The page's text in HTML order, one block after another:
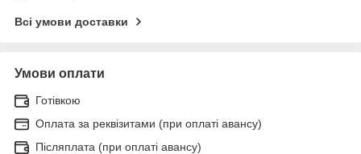
Всі умови доставки
Умови оплати
Готівкою
Оплата за реквізитами (при оплаті авансу)
Післяплата (при оплаті авансу)